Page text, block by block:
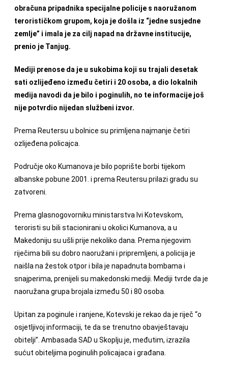
obračuna pripadnika specijalne policije s naoružanom
terorističkom grupom, koja je došla iz “jedne susjedne
zemlje” i imala je za cilj napad na državne institucije,
prenio je Tanjug.
Mediji prenose da je u sukobima koji su trajali desetak
sati ozlijeđeno između četiri i 20 osoba, a dio lokalnih
medija navodi da je bilo i poginulih, no te informacije još
nije potvrdio nijedan službeni izvor.
Prema Reutersu u bolnice su primljena najmanje četiri
ozlijeđena policajca.
Područje oko Kumanova je bilo poprište borbi tijekom
albanske pobune 2001. i prema Reutersu prilazi gradu su
zatvoreni.
Prema glasnogovorniku ministarstva Ivi Kotevskom,
teroristi su bili stacionirani u okolici Kumanova, a u
Makedoniju su ušli prije nekoliko dana. Prema njegovim
riječima bili su dobro naoružani i pripremljeni, a policija je
naišla na žestok otpor i bila je napadnuta bombama i
snajperima, prenijeli su makedonski mediji. Mediji tvrde da je
naoružana grupa brojala između 50 i 80 osoba.
Upitan za poginule i ranjene, Kotevski je rekao da je riječ “o
osjetljivoj informaciji, te da se trenutno obavještavaju
obitelji”. Ambasada SAD u Skoplju je, međutim, izrazila
sućut obiteljima poginulih policajaca i građana.